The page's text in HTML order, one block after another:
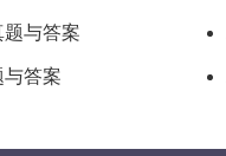
题与答案
与答案